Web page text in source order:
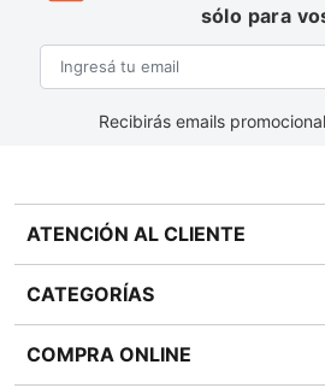
sólo para
Recibirás emails
ATENCIÓN AL CLIENTE
Preguntas frecuentes
0810 555 1970
Términos y condiciones
CATEGORÍAS
Bebidas
COMPRA ONLINE